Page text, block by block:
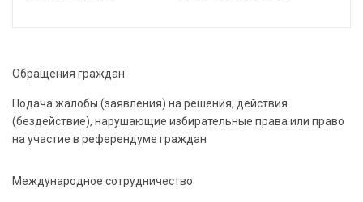
Обращения граждан
Подача жалобы (заявления) на решения, действия
(бездействие), нарушающие избирательные права или право
на участие в референдуме граждан
Международное сотрудничество